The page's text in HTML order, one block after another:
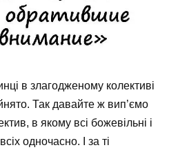
в злагодженому колективі
Так давайте ж вип’ємо
в якому всі божевільні і
одночасно. І за ті